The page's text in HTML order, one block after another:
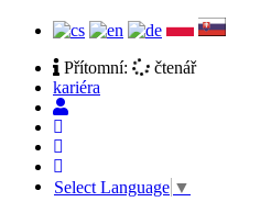
Přítomní:
čtenář
kariéra
Select Language ▼